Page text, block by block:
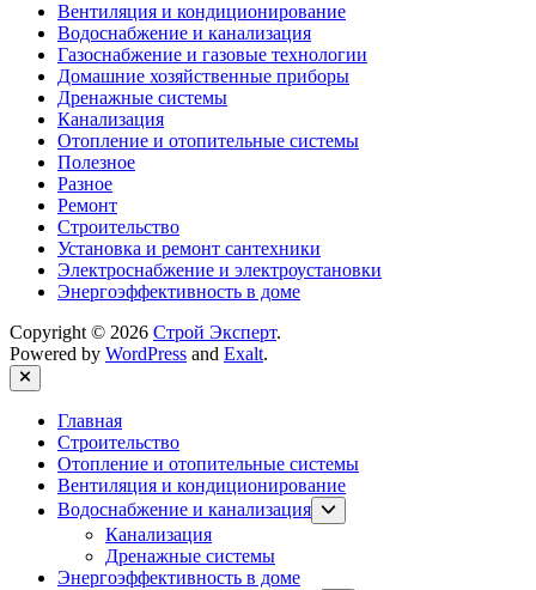
Вентиляция и кондиционирование
Водоснабжение и канализация
Газоснабжение и газовые технологии
Домашние хозяйственные приборы
Дренажные системы
Канализация
Отопление и отопительные системы
Полезное
Разное
Ремонт
Строительство
Установка и ремонт сантехники
Электроснабжение и электроустановки
Энергоэффективность в доме
Copyright © 2026 Строй Эксперт.
Powered by WordPress and Exalt.
Close
Главная
Строительство
Отопление и отопительные системы
Вентиляция и кондиционирование
Водоснабжение и канализация
Show
sub
Канализация
Дренажные системы
Энергоэффективность в доме